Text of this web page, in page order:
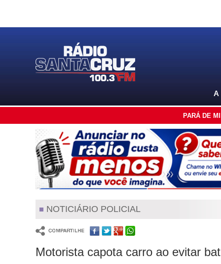
A
PARÁ DE
NOTICIÁRIO POLICIAL
Motorista capota carro ao evitar